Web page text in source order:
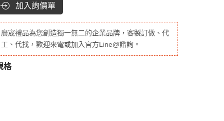
加入詢價單
廣宬禮品為您創造獨一無二的企業品牌，客製訂做、代
工、代找，歡迎來電或加入官方Line@諮詢。
格